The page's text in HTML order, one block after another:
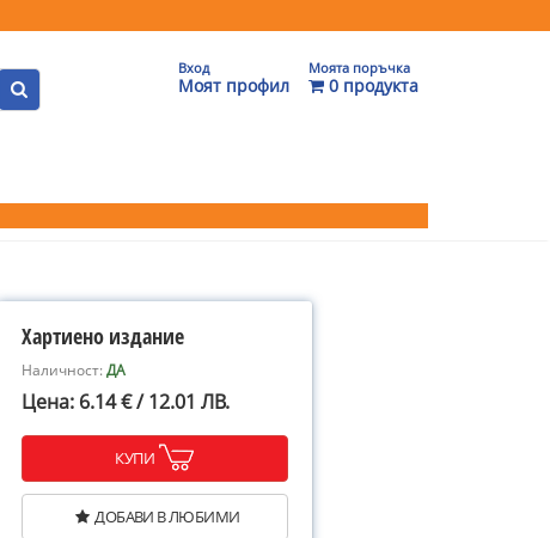
Вход
Моят профил
Моята поръчка
0 продукта
Хартиено издание
Наличност:ДА
Цена: 6.14 € / 12.01 ЛВ.
КУПИ
ДОБАВИ В ЛЮБИМИ